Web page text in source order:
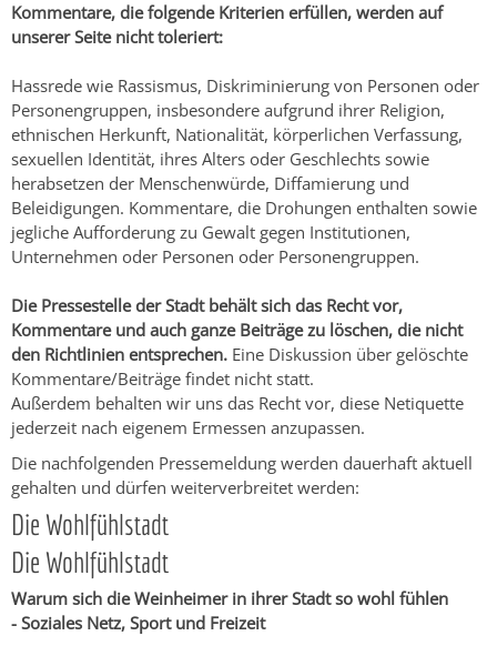
Kommentare, die folgende Kriterien erfüllen, werden auf
unserer Seite nicht toleriert:
Hassrede wie Rassismus, Diskriminierung von Personen oder
Personengruppen, insbesondere aufgrund ihrer Religion,
ethnischen Herkunft, Nationalität, körperlichen Verfassung,
sexuellen Identität, ihres Alters oder Geschlechts sowie
herabsetzen der Menschenwürde, Diffamierung und
Beleidigungen. Kommentare, die Drohungen enthalten sowie
jegliche Aufforderung zu Gewalt gegen Institutionen,
Unternehmen oder Personen oder Personengruppen.
Die Pressestelle der Stadt behält sich das Recht vor,
Kommentare und auch ganze Beiträge zu löschen, die nicht
den Richtlinien entsprechen. Eine Diskussion über gelöschte
Kommentare/Beiträge findet nicht statt.
Außerdem behalten wir uns das Recht vor, diese Netiquette
jederzeit nach eigenem Ermessen anzupassen.
Die nachfolgenden Pressemeldung werden dauerhaft aktuell
gehalten und dürfen weiterverbreitet werden:
Die Wohlfühlstadt
Die Wohlfühlstadt
Warum sich die Weinheimer in ihrer Stadt so wohl fühlen
- Soziales Netz, Sport und Freizeit